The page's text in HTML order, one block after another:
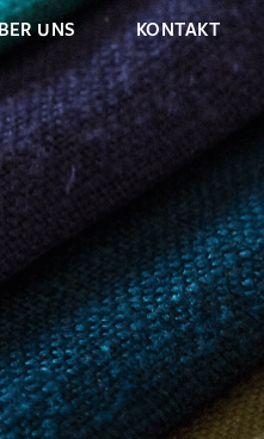
UNS KONTAKT